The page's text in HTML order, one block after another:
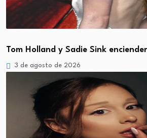
Tom Holland y Sadie Sink
3 de agosto de 2026